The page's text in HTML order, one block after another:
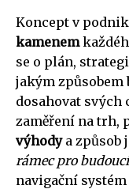
Koncept v
kamenem
se o plán,
jakým způsobem
dosahovat svých
zaměření na trh,
výhodya způsob
rámec pro
navigační